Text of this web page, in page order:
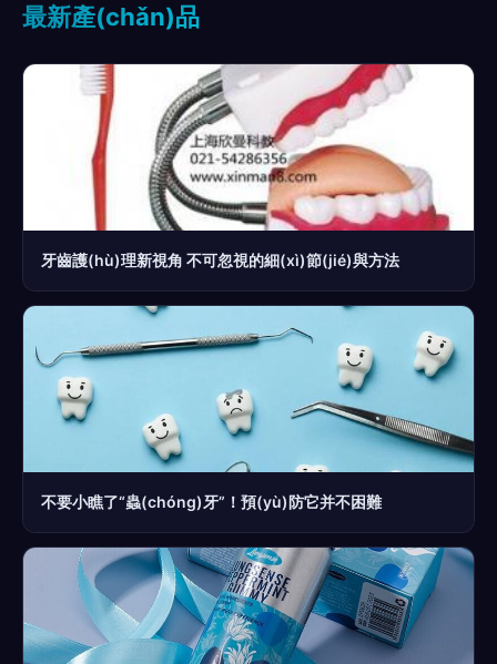
最新產(chǎn)品
牙齒護(hù)理新視角 不可忽視的細(xì)節(jié)與方法
不要小瞧了“蟲(chóng)牙”！預(yù)防它并不困難